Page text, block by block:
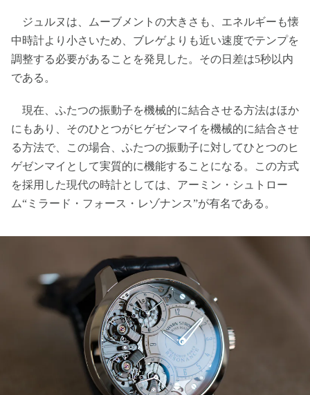
ジュルヌは、ムーブメントの大きさも、エネルギーも懐
中時計より小さいため、ブレゲよりも近い速度でテンプを
調整する必要があることを発見した。その日差は5秒以内
である。
現在、ふたつの振動子を機械的に結合させる方法はほか
にもあり、そのひとつがヒゲゼンマイを機械的に結合させ
る方法で、この場合、ふたつの振動子に対してひとつのヒ
ゲゼンマイとして実質的に機能することになる。この方式
を採用した現代の時計としては、アーミン・シュトロー
ム“ミラード・フォース・レゾナンス”が有名である。